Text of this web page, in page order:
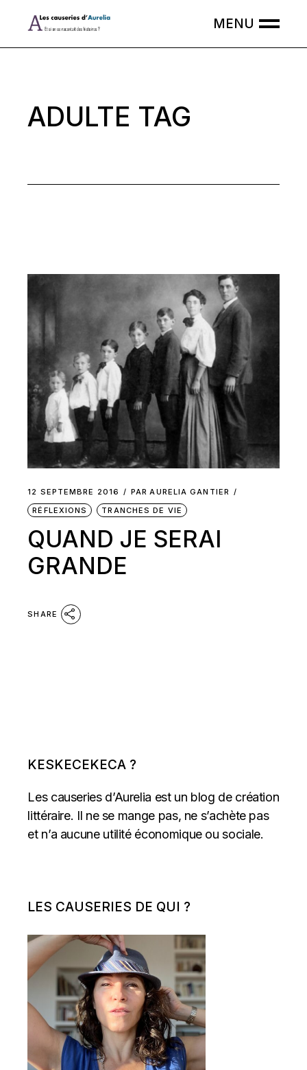
ADULTE TAG
12 SEPTEMBRE 2016 PAR AURELIA GANTIER
RÉFLEXIONS
TRANCHES DE VIE
QUAND JE SERAI
GRANDE
SHARE
KESKECEKECA ?
Les causeries d’Aurelia est un blog de création
littéraire. Il ne se mange pas, ne s’achète pas
et n’a aucune utilité économique ou sociale.
LES CAUSERIES DE QUI ?